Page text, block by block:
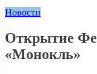
Новости
Открытие
«Монокль»